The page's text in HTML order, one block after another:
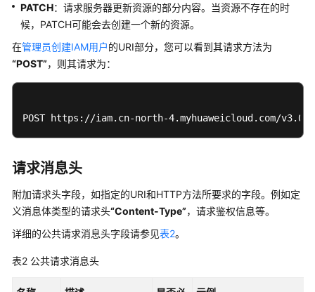
快
速
V2（推
荐）
应
示
例
限
PATCH：请求服务器更新资源的部分内容。当资源不存在的时
候，PATCH可能会去创建一个新的资源。
在管理员创建IAM用户的URI部分，您可以看到其请求方法为
“POST”，则其请求为：
POST https://iam.cn-north-4.myhuaweicloud.com/v3.0/
请求消息头
附加请求头字段，如指定的URI和HTTP方法所要求的字段。例如定
义消息体类型的请求头“Content-Type”，请求鉴权信息等。
详细的公共请求消息头字段请参见表2。
表2 公共请求消息头